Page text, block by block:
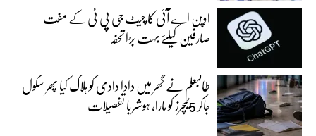
اوپن اے آئی کا چیٹ جی پی ٹی کے مفت
صارفین کیلئے بہت بڑا تحفہ
طالبعلم نے گھر میں دادا دادی کو ہلاک کیا پھر سکول
جاکر 5ٹیچرز کو مارا، ہوشربا تفصیلات